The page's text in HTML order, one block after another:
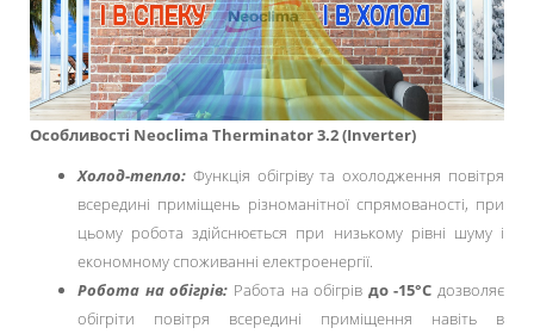
Особливості Neoclima Therminator 3.2(Inverter)
Холод-тепло: Функція обігріву та охолодження повітря
всередині приміщень різноманітної спрямованості, при
цьому робота здійснюється при низькому рівні шуму і
економному споживанні електроенергії.
Робота на обігрів: Работа на обігрів до -15°C дозволяє
обігріти повітря всередині приміщення навіть в